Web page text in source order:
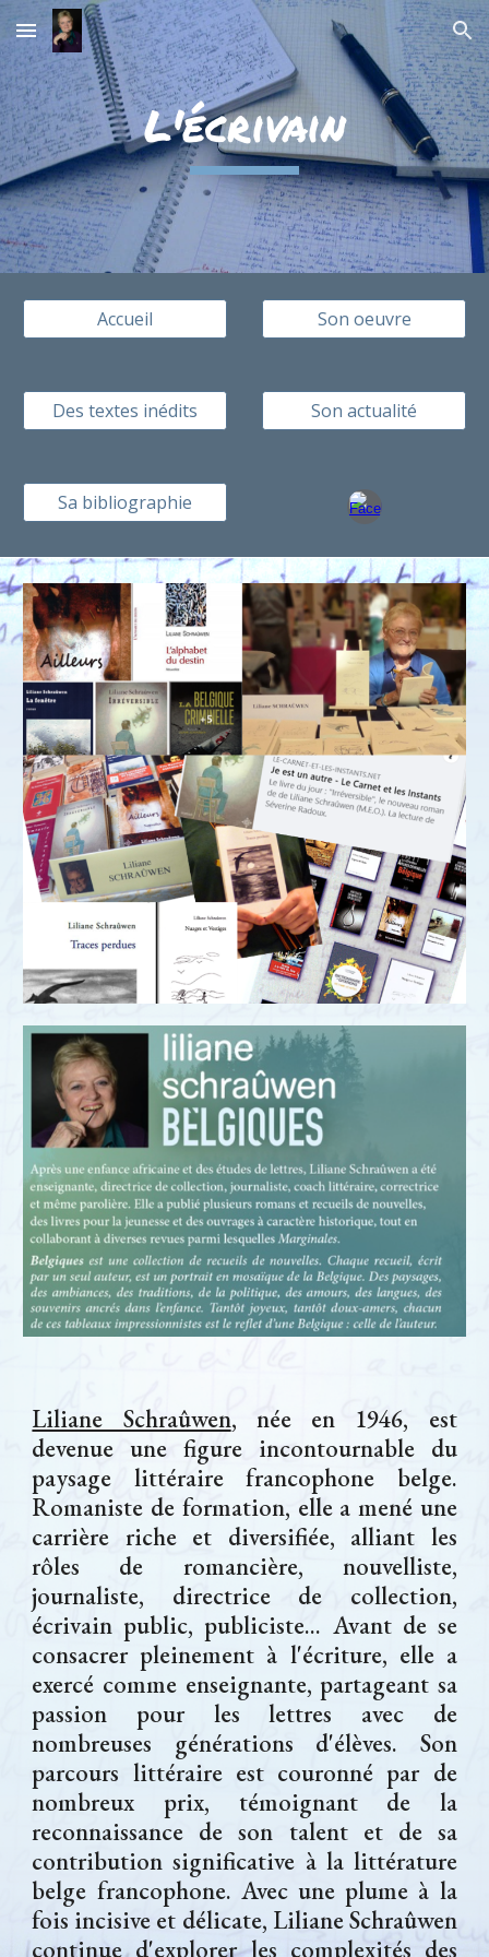
Skip to main content Skip to navigation
L'écrivain
Accueil Son oeuvre
Des textes inédits Son actualité
Sa bibliographie
Liliane Schraûwen, née en 1946, est
devenue une figure incontournable du
paysage littéraire francophone belge.
Romaniste de formation, elle a mené une
carrière riche et diversifiée, alliant les
rôles de romancière, nouvelliste,
journaliste, directrice de collection,
écrivain public, publiciste... Avant de se
consacrer pleinement à l'écriture, elle a
exercé comme enseignante, partageant sa
passion pour les lettres avec de
nombreuses générations d'élèves. Son
parcours littéraire est couronné par de
nombreux prix, témoignant de la
reconnaissance de son talent et de sa
contribution significative à la littérature
belge francophone. Avec une plume à la
fois incisive et délicate, Liliane Schraûwen
continue d'explorer les complexités des